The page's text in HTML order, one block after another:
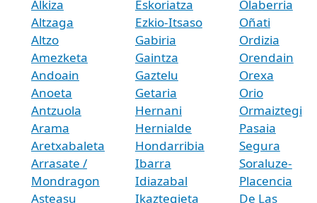
Alkiza
Altzaga
Altzo
Amezketa
Andoain
Anoeta
Antzuola
Arama
Aretxabaleta
Arrasate /
Mondragon
Asteasu
Eskoriatza
Ezkio-Itsaso
Gabiria
Gaintza
Gaztelu
Getaria
Hernani
Hernialde
Hondarribia
Ibarra
Idiazabal
Ikaztegieta
Olaberria
Oñati
Ordizia
Orendain
Orexa
Orio
Ormaiztegi
Pasaia
Segura
Soraluze-
Placencia
De Las